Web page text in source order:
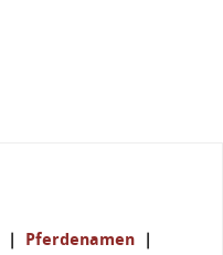
| Pferdenamen |